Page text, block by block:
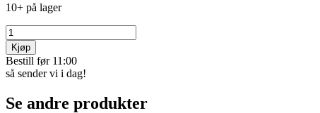
10+ på lager
Kjøp
Bestill før 11:00
så sender vi i dag!
Se andre produkter